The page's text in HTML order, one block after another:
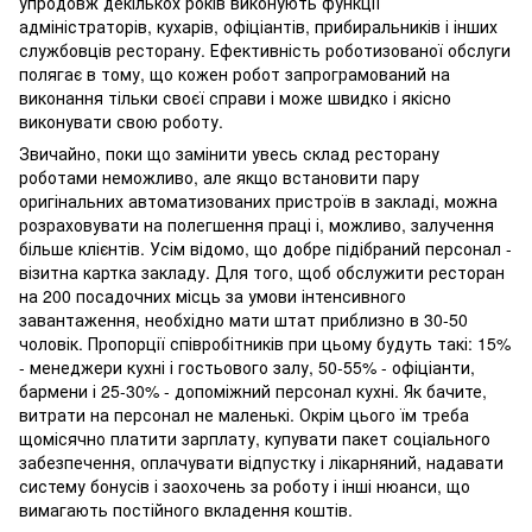
адміністраторів, кухарів, офіціантів, прибиральників і інших
службовців ресторану. Ефективність роботизованої обслуги
полягає в тому, що кожен робот запрограмований на
виконання тільки своєї справи і може швидко і якісно
виконувати свою роботу.
Звичайно, поки що замінити увесь склад ресторану
роботами неможливо, але якщо встановити пару
оригінальних автоматизованих пристроїв в закладі, можна
розраховувати на полегшення праці і, можливо, залучення
більше клієнтів. Усім відомо, що добре підібраний персонал -
візитна картка закладу. Для того, щоб обслужити ресторан
на 200 посадочних місць за умови інтенсивного
завантаження, необхідно мати штат приблизно в 30-50
чоловік. Пропорції співробітників при цьому будуть такі: 15%
- менеджери кухні і гостьового залу, 50-55% - офіціанти,
бармени і 25-30% - допоміжний персонал кухні. Як бачите,
витрати на персонал не маленькі. Окрім цього їм треба
щомісячно платити зарплату, купувати пакет соціального
забезпечення, оплачувати відпустку і лікарняний, надавати
систему бонусів і заохочень за роботу і інші нюанси, що
вимагають постійного вкладення коштів.